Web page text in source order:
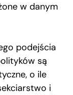
w danym
podejścia
są
o ile
i